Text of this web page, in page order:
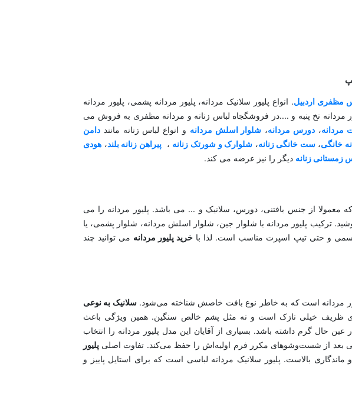
مظفری اردبیل. انواع پلیور سلانیک مردانه، پلیور مردانه پشمی، پلیور مردانه
مردانه نخ پنبه و ....در فروشگجاه لباس زنانه و مردانه مظفری به فروش می
مردانه،دورس مردانه، شلوار اسلش مردانه و انواع لباس زنانه مانند دامن
خانگی،ست خانگی زنانه، شلوارک و شورتک زنانه ،پیراهن زنانه بلند، هودی
زمستانی زنانه دیگر را نیز عرضه می کند.
معمولا از جنس بافتنی، دورس، سلانیک و ... می باشد. پلیور مردانه را می
ترکیب پلیور مردانه با شلوار جین، شلوار اسلش مردانه، شلوار پشمی، یا
و حتی تیپ اسپرت مناسب است. لذا با خرید پلیور مردانه می توانید چند
مردانه است که به خاطر نوع بافت خاصش شناخته می‌شود.سلانیک به نوعی
ظریف خیلی نازک است و نه مثل پشم خالص سنگین. همین ویژگی باعث
حال گرم داشته باشد. بسیاری از آقایان این مدل پلیور مردانه را انتخاب
بعد از شست‌وشوهای مکرر فرم اولیه‌اش را حفظ می‌کند. تفاوت اصلی پلیور
ماندگاری بالاست. پلیور سلانیک مردانه لباسی است که برای استایل پاییز و